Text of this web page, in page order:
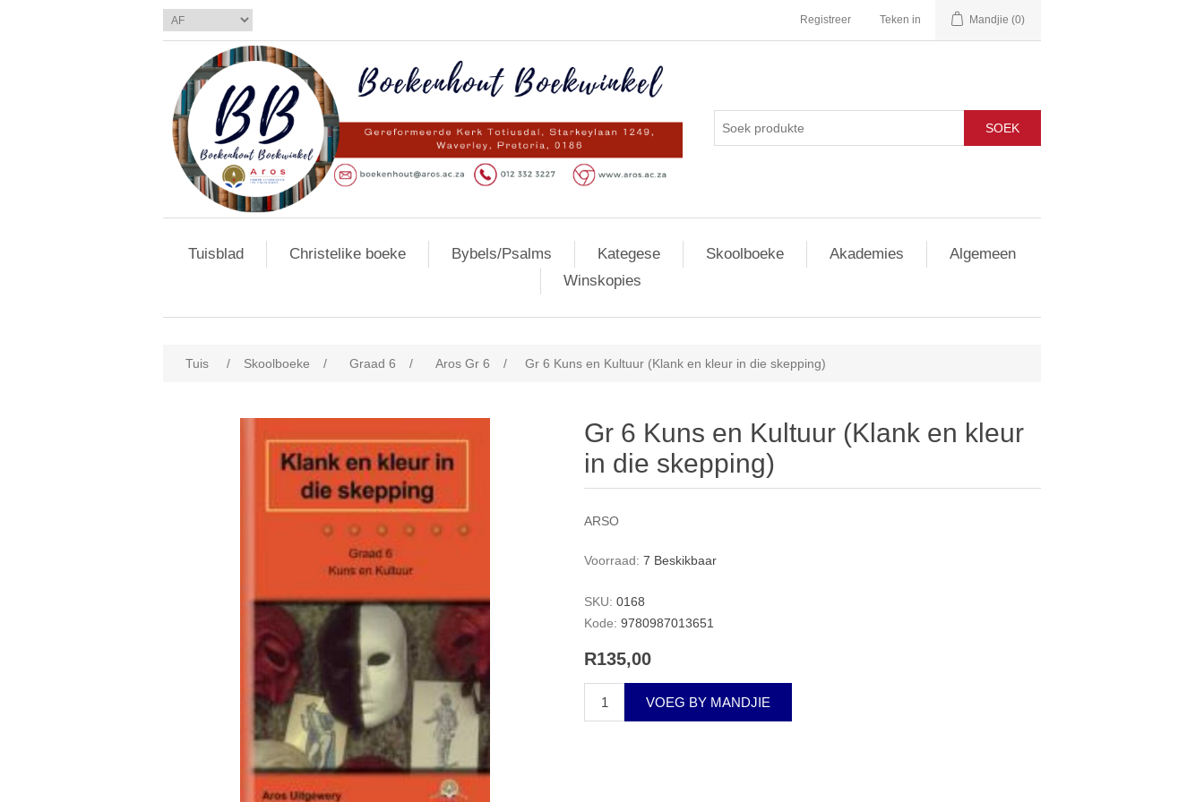
Registreer Teken in Mandjie (0)
SOEK
Tuisblad Christelike boeke Bybels/Psalms Kategese Skoolboeke Akademies
Algemeen
Winskopies
Tuis / Skoolboeke / Graad 6 / Aros Gr 6 / Gr 6 Kuns en Kultuur (Klank en kleur in die skepping)
Gr 6 Kuns en Kultuur (Klank en kleur
in die skepping)
ARSO
Voorraad: 7 Beskikbaar
SKU: 0168
Kode: 9780987013651
R135,00
VOEG BY MANDJIE